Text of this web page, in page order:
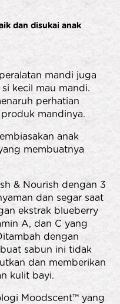
dan disukai anak
mandi juga
kecil mau mandi.
perhatian
mandinya.
anak
membuatnya
& Nourish dengan 3
dan segar saat
ekstrak blueberry
A, dan C yang
dengan
sabun ini tidak
dan memberikan
kulit bayi.
Moodscent™ yang